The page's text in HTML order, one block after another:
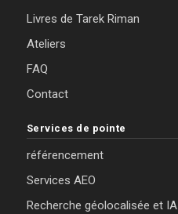
Livres de Tarek Riman
Ateliers
FAQ
Contact
Services de pointe
référencement
Services AEO
Recherche géolocalisée et IA